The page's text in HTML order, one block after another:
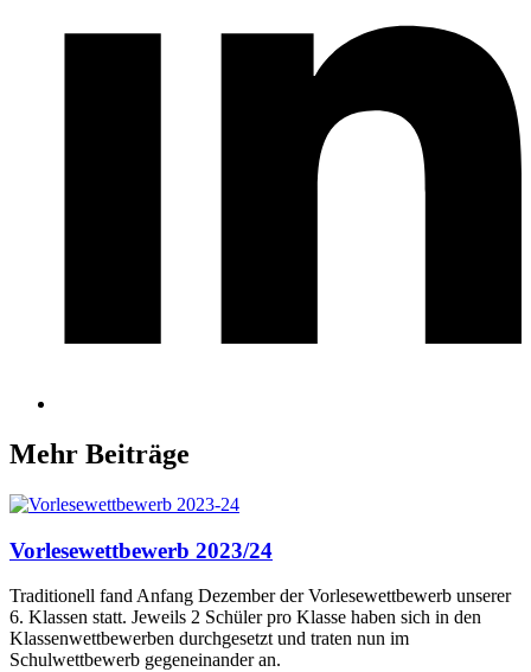
Mehr Beiträge
Vorlesewettbewerb 2023/24
Traditionell fand Anfang Dezember der Vorlesewettbewerb unserer
6. Klassen statt. Jeweils 2 Schüler pro Klasse haben sich in den
Klassenwettbewerben durchgesetzt und traten nun im
Schulwettbewerb gegeneinander an.